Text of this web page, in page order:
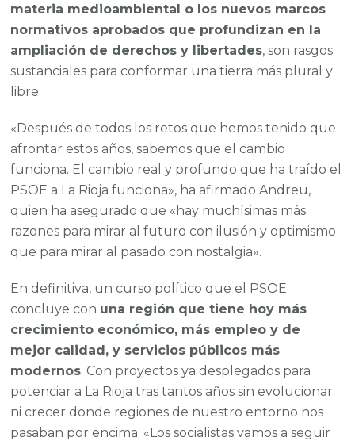
materia medioambiental o los nuevos marcos
normativos aprobados que profundizan en la
ampliación de derechos y libertades, son rasgos
sustanciales para conformar una tierra más plural y
libre.
«Después de todos los retos que hemos tenido que
afrontar estos años, sabemos que el cambio
funciona. El cambio real y profundo que ha traído el
PSOE a La Rioja funciona», ha afirmado Andreu,
quien ha asegurado que «hay muchísimas más
razones para mirar al futuro con ilusión y optimismo
que para mirar al pasado con nostalgia».
En definitiva, un curso político que el PSOE
concluye con una región que tiene hoy más
crecimiento económico, más empleo y de
mejor calidad, y servicios públicos más
modernos. Con proyectos ya desplegados para
potenciar a La Rioja tras tantos años sin evolucionar
ni crecer donde regiones de nuestro entorno nos
pasaban por encima. «Los socialistas vamos a seguir